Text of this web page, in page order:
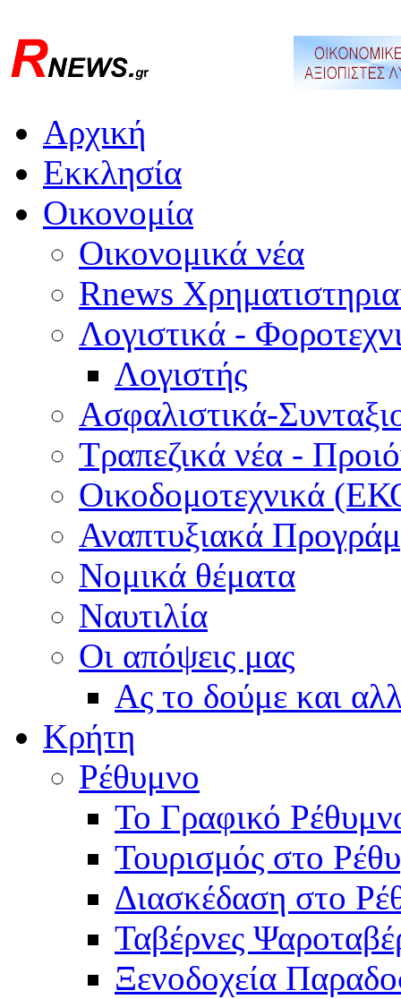
Αρχική
Εκκλησία
Οικονομία
Οικονομικά νέα
Rnews
Λογιστικά -
Λογιστής
Ασφαλιστικά-
Τραπεζικά νέα -
Οικοδομοτεχνικά
Αναπτυξιακά
Νομικά θέματα
Ναυτιλία
Οι απόψεις μας
Ας το δούμε και
Κρήτη
Ρέθυμνο
Το Γραφικό
Τουρισμός στο
Διασκέδαση στο
Ταβέρνες
Ξενοδοχεία